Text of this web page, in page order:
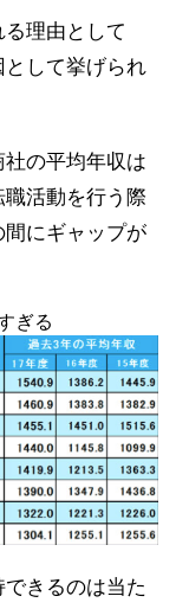
理由として
として挙げられ
の平均年収は
活動を行う際
にギャップが
ぎる
きるのは当た